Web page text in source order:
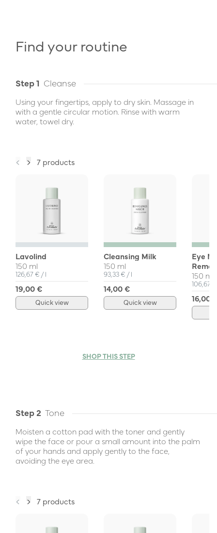
Find your routine
Step 1 Cleanse
Using your fingertips, apply to dry skin. Massage in
with a gentle circular motion. Rinse with warm
water, towel dry.
7 products
Lavolind
150 ml
Unit Price
126,67 € / per
l
19,00 €
Quick view
Cleansing Milk
150 ml
Unit Price
93,33 € / per
l
14,00 €
Quick view
Eye
150 ml
Unit
106,67
16,00
SHOP THIS STEP
Step 2 Tone
Moisten a cotton pad with the toner and gently
wipe the face or pour a small amount into the palm
of your hands and apply gently to the face,
avoiding the eye area.
7 products